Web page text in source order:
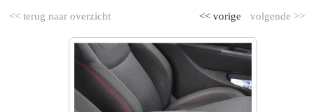
<< terug naar overzicht volgende >>
<< vorige